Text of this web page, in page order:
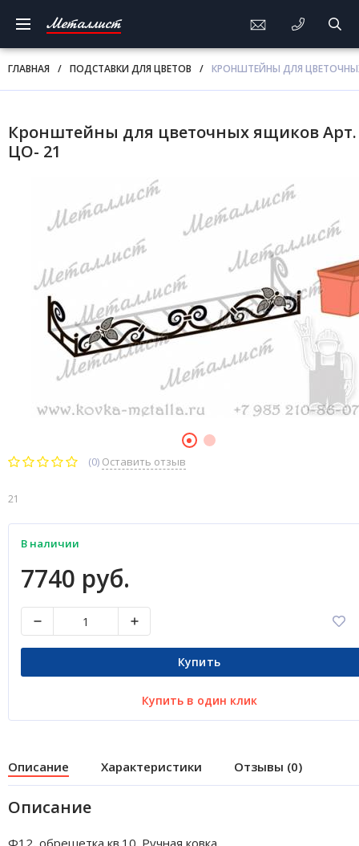
Металлист
ГЛАВНАЯ / ПОДСТАВКИ ДЛЯ ЦВЕТОВ / КРОНШТЕЙНЫ ДЛЯ
Кронштейны для цветочных ящиков Арт.
ЦО- 21
(0) Оставить отзыв
21
В наличии
7740 руб.
Купить
Купить в один клик
Описание Характеристики Отзывы (0)
Описание
Ф12, обрешетка кв.10. Ручная ковка.